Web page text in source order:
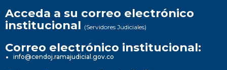
Acceda a su correo electrónico
institucional (Servidores Judiciales)
Correo electrónico institucional:
info@cendoj.ramajudicial.gov.co